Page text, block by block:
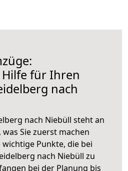
für Ihren
nach
nach Niebüll steht an
Sie zuerst machen
Punkte, die bei
nach Niebüll zu
bei der Planung bis